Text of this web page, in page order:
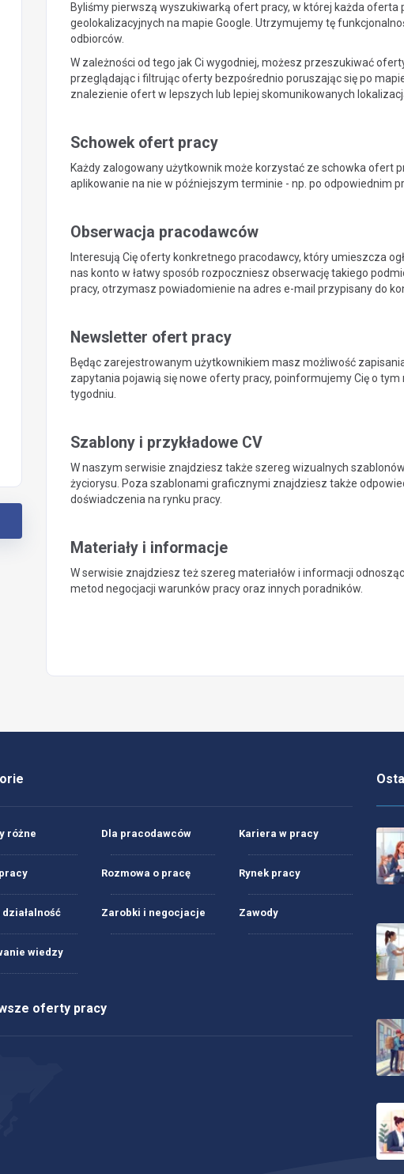
Byliśmy pierwszą wyszukiwarką ofert pracy, w której każda oferta
geolokalizacyjnych na mapie Google. Utrzymujemy tę
odbiorców.
W zależności od tego jak Ci wygodniej, możesz przeszukiwać
przeglądając i filtrując oferty bezpośrednio poruszając się po
znalezienie ofert w lepszych lub lepiej skomunikowanych
Schowek ofert pracy
Każdy zalogowany użytkownik może korzystać ze schowka ofert
aplikowanie na nie w późniejszym terminie - np. po odpowiednim
Obserwacja pracodawców
Interesują Cię oferty konkretnego pracodawcy, który umieszcza
nas konto w łatwy sposób rozpoczniesz obserwację takiego
pracy, otrzymasz powiadomienie na adres e-mail przypisany do
Newsletter ofert pracy
Będąc zarejestrowanym użytkownikiem masz możliwość
zapytania pojawią się nowe oferty pracy, poinformujemy Cię o
tygodniu.
Szablony i przykładowe CV
W naszym serwisie znajdziesz także szereg wizualnych
życiorysu. Poza szablonami graficznymi znajdziesz także
doświadczenia na rynku pracy.
Materiały i informacje
W serwisie znajdziesz też szereg materiałów i informacji
metod negocjacji warunków pracy oraz innych poradników.
różne Dla pracodawców Kariera w pracy
Rozmowa o pracę Rynek pracy
działalność Zarobki i negocjacje Zawody
wiedzy
oferty pracy